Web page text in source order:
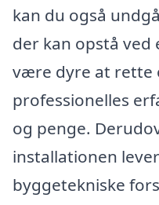
kan du også
der kan opstå ved
være dyre at rette
professionelles
og penge.
installationen
byggetekniske